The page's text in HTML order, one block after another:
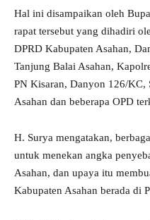
Hal ini disampaikan oleh
rapat tersebut yang dihadiri
DPRD Kabupaten Asahan,
Tanjung Balai Asahan,
PN Kisaran, Danyon 126/KC,
Asahan dan beberapa OPD
H. Surya mengatakan,
untuk menekan angka
Asahan, dan upaya itu
Kabupaten Asahan berada di